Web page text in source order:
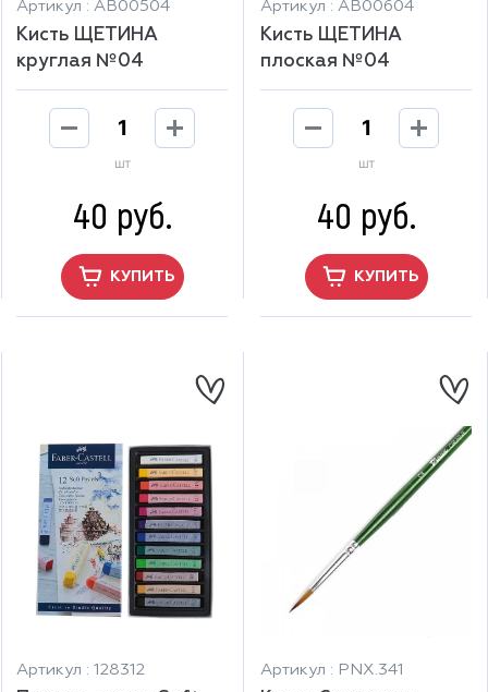
Артикул : АВ00504
Кисть ЩЕТИНА
круглая №04
шт
40 руб.
КУПИТЬ
Артикул : АВ00604
Кисть ЩЕТИНА
плоская №04
шт
40 руб.
КУПИТЬ
Артикул : 128312 Артикул : PNX.341